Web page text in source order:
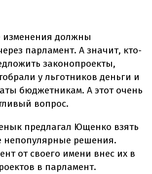
изменения должны
парламент. А значит, кто-
законопроекты,
у льготников деньги и
бюджетникам. А этот очень
вопрос.
предлагал Ющенко взять
непопулярные решения.
от своего имени внес их в
в парламент.